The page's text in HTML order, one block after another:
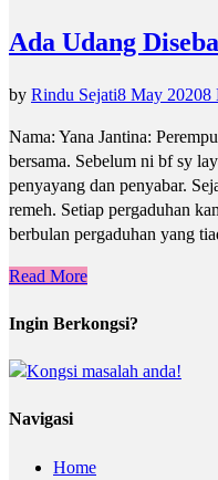
Ada Udang
by Rindu Sejati8 May 20208
Nama: Yana Jantina:
bersama. Sebelum ni bf sy
penyayang dan penyabar.
remeh. Setiap pergaduhan
berbulan pergaduhan yang
Read More
Ingin Berkongsi?
Navigasi
Home